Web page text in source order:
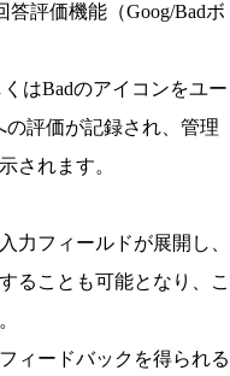
答評価機能（Goog/Badボ
はBadのアイコンをユー
評価が記録され、管理
されます。
力フィールドが展開し、
ることも可能となり、こ
ィードバックを得られる